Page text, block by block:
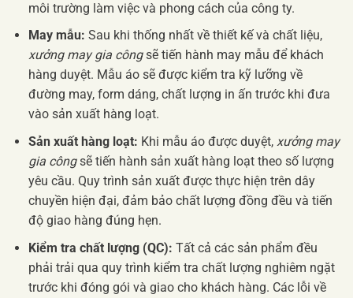
môi trường làm việc và phong cách của công ty.
May mẫu: Sau khi thống nhất về thiết kế và chất liệu,
xưởng may gia côngsẽ tiến hành may mẫu để khách
hàng duyệt. Mẫu áo sẽ được kiểm tra kỹ lưỡng về
đường may, form dáng, chất lượng in ấn trước khi đưa
vào sản xuất hàng loạt.
Sản xuất hàng loạt: Khi mẫu áo được duyệt, xưởng may
gia côngsẽ tiến hành sản xuất hàng loạt theo số lượng
yêu cầu. Quy trình sản xuất được thực hiện trên dây
chuyền hiện đại, đảm bảo chất lượng đồng đều và tiến
độ giao hàng đúng hẹn.
Kiểm tra chất lượng (QC): Tất cả các sản phẩm đều
phải trải qua quy trình kiểm tra chất lượng nghiêm ngặt
trước khi đóng gói và giao cho khách hàng. Các lỗi về